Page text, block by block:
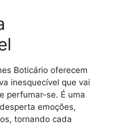
Boticário oferecem
inesquecível que vai
perfumar-se. É uma
emoções,
tornando cada